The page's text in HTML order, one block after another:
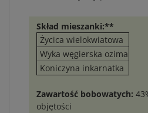
Skład mieszanki:**
Życica wielokwiatowa
Wyka węgierska ozima
Koniczyna inkarnatka
Zawartość bobowatych:
objętości